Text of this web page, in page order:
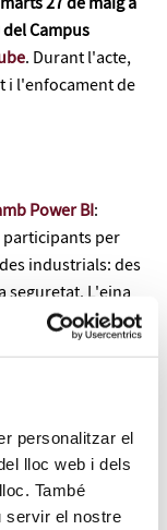
personalitzar el
lloc web i dels
També
servir el nostre
Campus
. Durant l'acte,
i l'enfocament de
Power BI:
participants per
industrials: des
seguretat. L'eina
en la presa de
hi ha una
necessitat
estratègica.
Intermedis:
Eficaç: Centrada
aquesta